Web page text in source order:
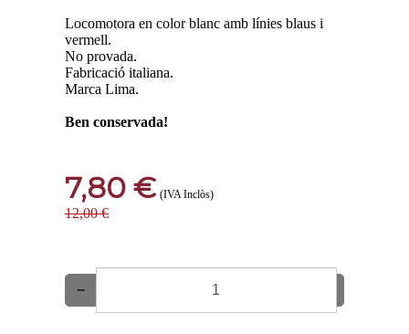
Locomotora en color blanc amb línies blaus i
vermell.
No provada.
Fabricació italiana.
Marca Lima.
Ben conservada!
7,80 € (IVA Inclòs)
12,00 €
−